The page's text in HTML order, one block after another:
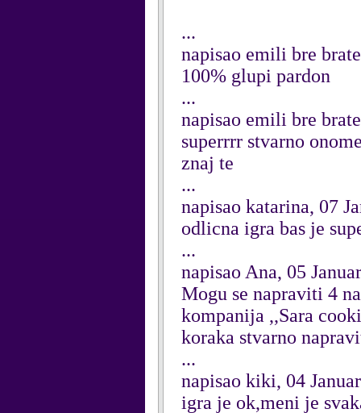
...
napisao emili bre
100% glupi pardon
...
napisao emili bre
superrrr stvarno
znaj te
...
napisao katarina, 07
odlicna igra bas je
...
napisao Ana, 05
Mogu se napraviti 4
kompanija ,,Sara
koraka stvarno
...
napisao kiki, 04
igra je ok,meni je